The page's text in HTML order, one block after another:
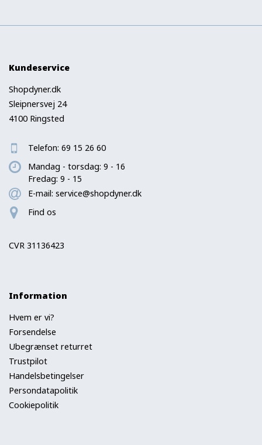
Kundeservice
Shopdyner.dk
Sleipnersvej 24
4100 Ringsted
Telefon: 69 15 26 60
Mandag - torsdag: 9 - 16
Fredag: 9 - 15
E-mail: service@shopdyner.dk
Find os
CVR 31136423
Information
Hvem er vi?
Forsendelse
Ubegrænset returret
Trustpilot
Handelsbetingelser
Persondatapolitik
Cookiepolitik